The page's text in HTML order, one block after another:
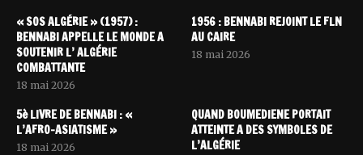
« SOS ALGÉRIE » (1957) :
BENNABI APPELLE LE MONDE A
SOUTENIR L’ ALGÉRIE
COMBATTANTE
18 mai 2026
1956 : BENNABI REJOINT LE FLN
AU CAIRE
18 mai 2026
5è LIVRE DE BENNABI : «
L’AFRO-ASIATISME »
18 mai 2026
QUAND BOUMEDIENE PORTAIT
ATTEINTE A DES SYMBOLES DE
L’ALGÉRIE